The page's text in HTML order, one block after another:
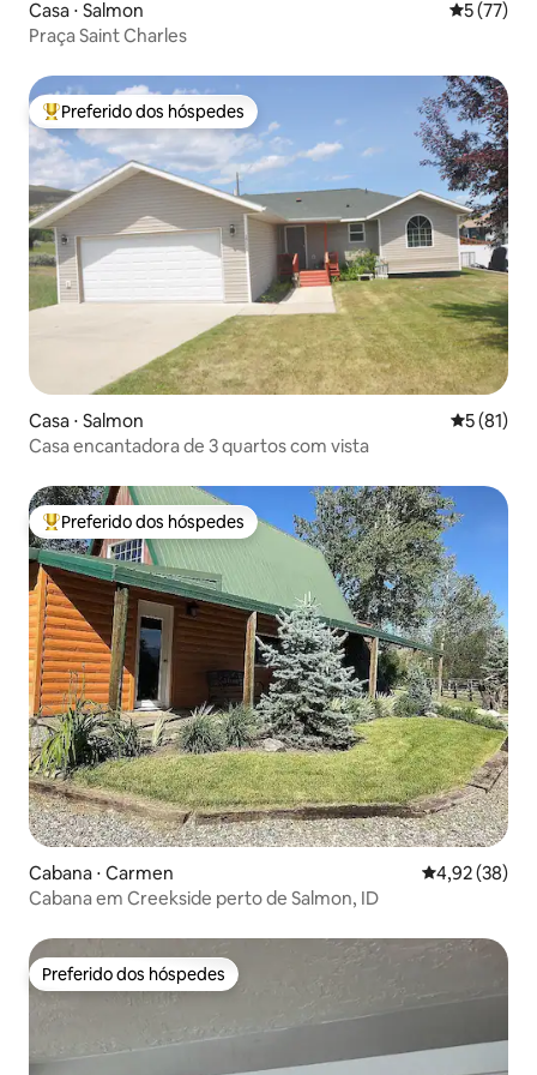
Casa ⋅ Salmon 5 de uma
5 (77)
Praça Saint Charles
Entre os melhores preferidos dos hóspedes
Preferido dos hóspedes
Casa ⋅ Salmon 5 de uma
5 (81)
Casa encantadora de 3 quartos com vista
Entre os melhores preferidos dos hóspedes
Preferido dos hóspedes
Cabana ⋅ Carmen 4,92 de uma
4,92 (38)
Cabana em Creekside perto de Salmon, ID
Preferido dos hóspedes
Preferido dos hóspedes